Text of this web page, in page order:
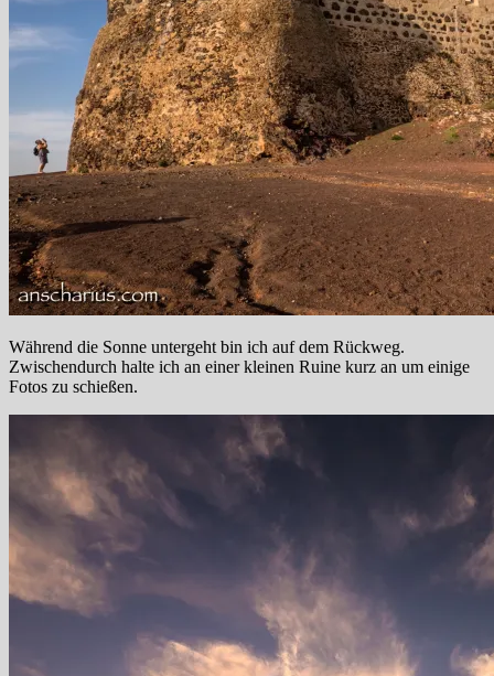
Während die Sonne untergeht bin ich auf dem Rückweg.
Zwischendurch halte ich an einer kleinen Ruine kurz an um einige
Fotos zu schießen.